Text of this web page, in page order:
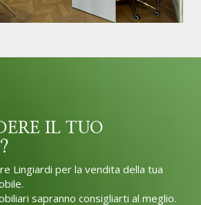
IL TUO
Lingiardi per la vendita della tua
sapranno consigliarti al meglio.